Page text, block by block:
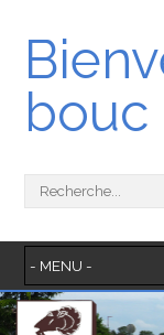
bouc